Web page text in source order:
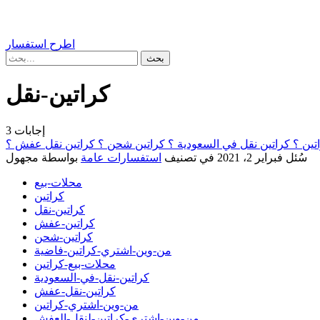
اطرح استفسار
كراتين-نقل
3 إجابات
؟ كراتين نقل في السعودية ؟ كراتين شحن ؟ كراتين نقل عفش ؟
سُئل فبراير 2، 2021 في تصنيف استفسارات عامة بواسطة مجهول
محلات-بيع
كراتين
كراتين-نقل
كراتين-عفش
كراتين-شحن
من-وين-اشتري-كراتين-فاضية
محلات-بيع-كراتين
كراتين-نقل-في-السعودية
كراتين-نقل-عفش
من-وين-اشتري-كراتين